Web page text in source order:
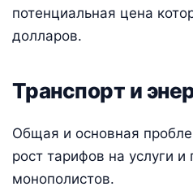
потенциальная цена
долларов.
Транспорт и
Общая и основная
рост тарифов на услуги
монополистов.